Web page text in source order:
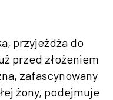
przyjeżdża do
przed złożeniem
zafascynowany
żony, podejmuje